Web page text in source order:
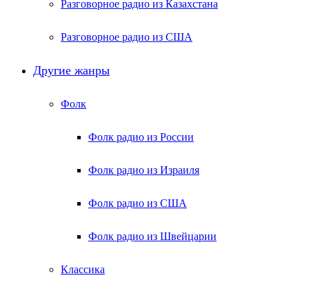
Разговорное радио из Казахстана
Разговорное радио из США
Другие жанры
Фолк
Фолк радио из России
Фолк радио из Израиля
Фолк радио из США
Фолк радио из Швейцарии
Классика